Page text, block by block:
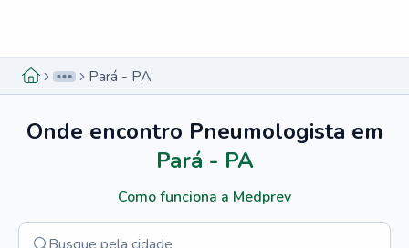
Pará - PA
Onde encontro Pneumologista em
Pará - PA
Como funciona a Medprev
Menu lateral